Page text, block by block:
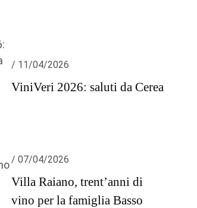
/ 11/04/2026
ViniVeri 2026: saluti da Cerea
/ 07/04/2026
Villa Raiano, trent’anni di
vino per la famiglia Basso